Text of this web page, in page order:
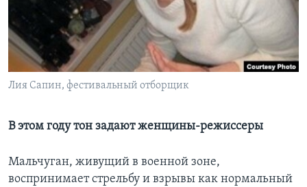
Learning English
СОЦИАЛЬНЫЕ СЕТИ
Языки
Лия Сапин, фестивальный отборщик
В этом году тон задают женщины-режиссеры
Мальчуган, живущий в военной зоне,
воспринимает стрельбу и взрывы как нормальный